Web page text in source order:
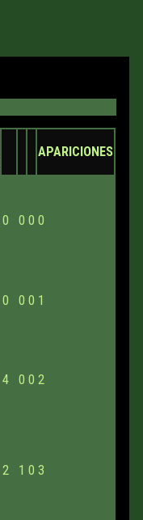
APARICIONES
0 0 0 0
0 0 0 1
4 0 0 2
2 1 0 3